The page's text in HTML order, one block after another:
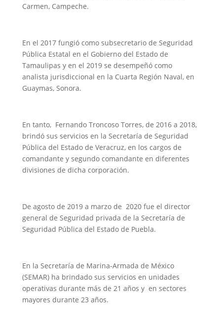
Carmen, Campeche.
En el 2017 fungió como subsecretario de Seguridad
Pública Estatal en el Gobierno del Estado de
Tamaulipas y en el 2019 se desempeñó como
analista jurisdiccional en la Cuarta Región Naval, en
Guaymas, Sonora.
En tanto, Fernando Troncoso Torres, de 2016 a 2018,
brindó sus servicios en la Secretaría de Seguridad
Pública del Estado de Veracruz, en los cargos de
comandante y segundo comandante en diferentes
divisiones de dicha corporación.
De agosto de 2019 a marzo de 2020 fue el director
general de Seguridad privada de la Secretaría de
Seguridad Pública del Estado de Puebla.
En la Secretaría de Marina-Armada de México
(SEMAR) ha brindado sus servicios en unidades
operativas durante más de 21 años y en sectores
mayores durante 23 años.